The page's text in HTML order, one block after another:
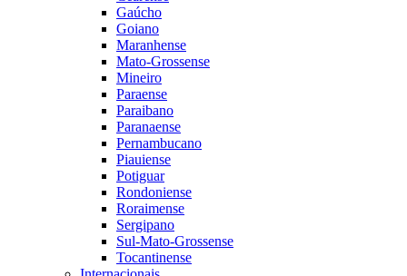
Gaúcho
Goiano
Maranhense
Mato-Grossense
Mineiro
Paraense
Paraibano
Paranaense
Pernambucano
Piauiense
Potiguar
Rondoniense
Roraimense
Sergipano
Sul-Mato-Grossense
Tocantinense